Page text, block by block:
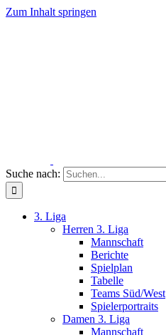
Zum Inhalt springen
Suche nach:
3. Liga
Herren 3. Liga
Mannschaft
Berichte
Spielplan
Tabelle
Teams Süd/West
Spielerportraits
Damen 3. Liga
Mannschaft